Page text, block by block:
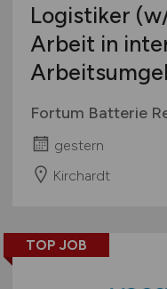
Logistiker
Arbeit in
Fortum Batterie
gestern
Kirchardt
TOP JOB